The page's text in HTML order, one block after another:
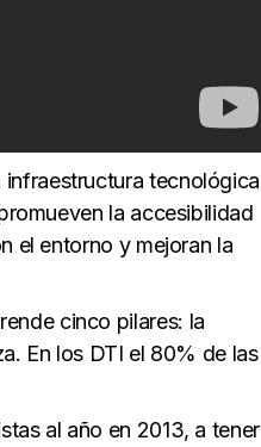
tecnológica
la accesibilidad
el entorno y mejoran la
cinco pilares: la
En los DTI el 80% de las
al año en 2013, a tener